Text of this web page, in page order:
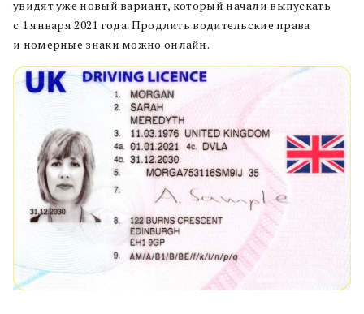
увидят уже новый вариант, который начали выпускать
с 1 января 2021 года. Продлить водительские права
и номерные знаки можно онлайн.